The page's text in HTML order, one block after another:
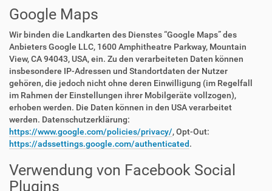
Google Maps
Wir binden die Landkarten des Dienstes “Google Maps” des
Anbieters Google LLC, 1600 Amphitheatre Parkway, Mountain
View, CA 94043, USA, ein. Zu den verarbeiteten Daten können
insbesondere IP-Adressen und Standortdaten der Nutzer
gehören, die jedoch nicht ohne deren Einwilligung (im Regelfall
im Rahmen der Einstellungen ihrer Mobilgeräte vollzogen),
erhoben werden. Die Daten können in den USA verarbeitet
werden. Datenschutzerklärung:
https://www.google.com/policies/privacy/, Opt-Out:
https://adssettings.google.com/authenticated.
Verwendung von Facebook Social
Plugins